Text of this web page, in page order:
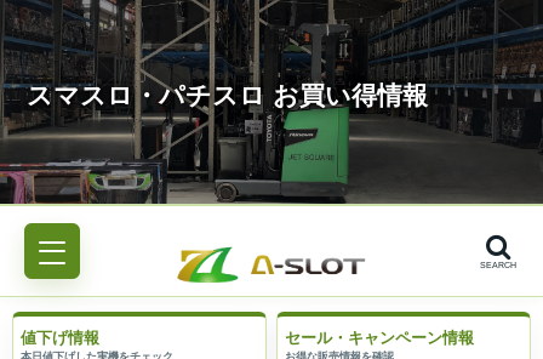
SEARCH
値下げ情報 セール・キャンペーン情報